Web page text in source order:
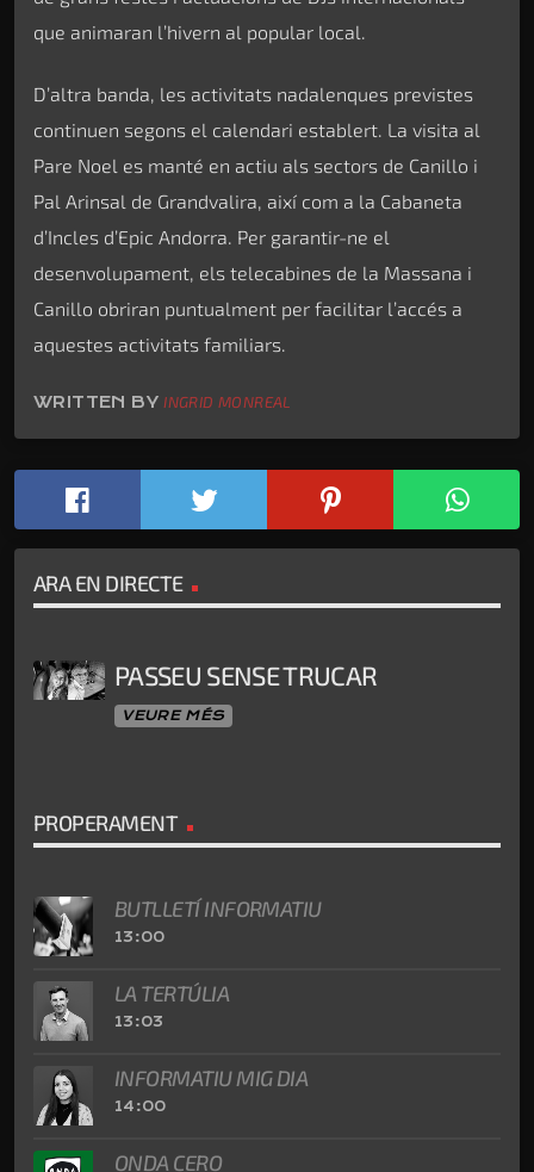
que animaran l’hivern al popular local.
D’altra banda, les activitats nadalenques previstes
continuen segons el calendari establert. La visita al
Pare Noel es manté en actiu als sectors de Canillo i
Pal Arinsal de Grandvalira, així com a la Cabaneta
d’Incles d’Epic Andorra. Per garantir-ne el
desenvolupament, els telecabines de la Massana i
Canillo obriran puntualment per facilitar l’accés a
aquestes activitats familiars.
WRITTEN BYINGRID MONREAL
ARA EN DIRECTE
PASSEU SENSE TRUCAR
VEURE MÉS
PROPERAMENT
BUTLLETÍ INFORMATIU
13:00
LA TERTÚLIA
13:03
INFORMATIU MIG DIA
14:00
ONDA CERO